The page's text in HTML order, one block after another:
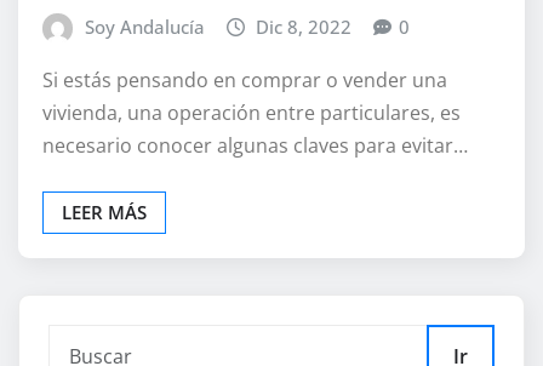
Soy Andalucía Dic 8, 2022 0
Si estás pensando en comprar o vender una
vivienda, una operación entre particulares, es
necesario conocer algunas claves para evitar…
LEER MÁS
Ir